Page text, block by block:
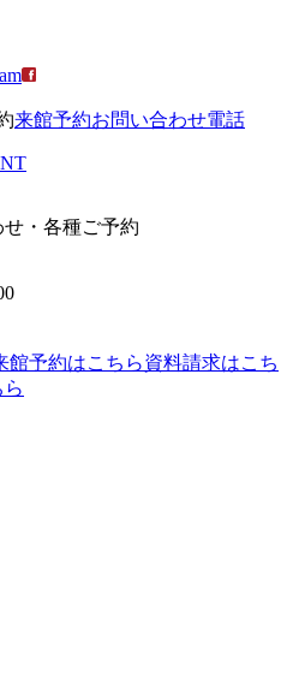
来館予約お問い合わせ電話
・各種ご予約
館予約はこちら資料請求はこち